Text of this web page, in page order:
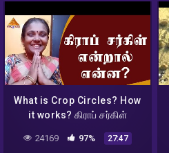
What is Crop Circles? How
it works? கிராப் சர்கிள்
24169 97% 27:47